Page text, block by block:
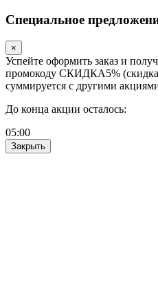
Специальное
×
Успейте оформить заказ и
промокоду СКИДКА5%
суммируется с другими
До конца акции осталось:
05:00
Закрыть